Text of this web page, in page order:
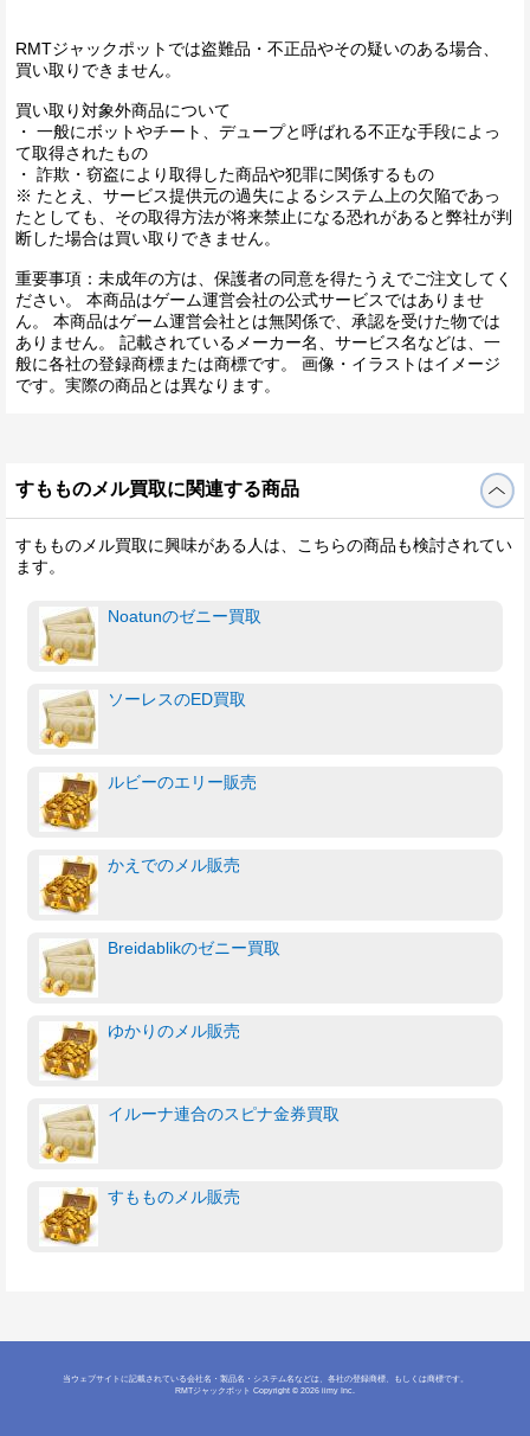
RMTジャックポットでは盗難品・不正品やその疑いのある場合、
買い取りできません。
買い取り対象外商品について
・ 一般にボットやチート、デュープと呼ばれる不正な手段によっ
て取得されたもの
・ 詐欺・窃盗により取得した商品や犯罪に関係するもの
※ たとえ、サービス提供元の過失によるシステム上の欠陥であっ
たとしても、その取得方法が将来禁止になる恐れがあると弊社が判
断した場合は買い取りできません。
重要事項：未成年の方は、保護者の同意を得たうえでご注文してく
ださい。 本商品はゲーム運営会社の公式サービスではありませ
ん。 本商品はゲーム運営会社とは無関係で、承認を受けた物では
ありません。 記載されているメーカー名、サービス名などは、一
般に各社の登録商標または商標です。 画像・イラストはイメージ
です。実際の商品とは異なります。
すもものメル買取に関連する商品
すもものメル買取に興味がある人は、こちらの商品も検討されてい
ます。
Noatunのゼニー買取
ソーレスのED買取
ルビーのエリー販売
かえでのメル販売
Breidablikのゼニー買取
ゆかりのメル販売
イルーナ連合のスピナ金券買取
すもものメル販売
当ウェブサイトに記載されている会社名・製品名・システム名などは、各社の登録商標、もしくは商標です。
RMTジャックポット Copyright © 2026 iimy Inc.